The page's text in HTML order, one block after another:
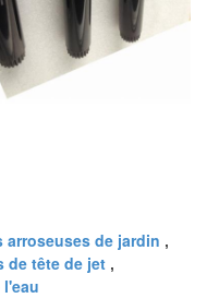
arroseuses de jardin ,
de tête de jet ,